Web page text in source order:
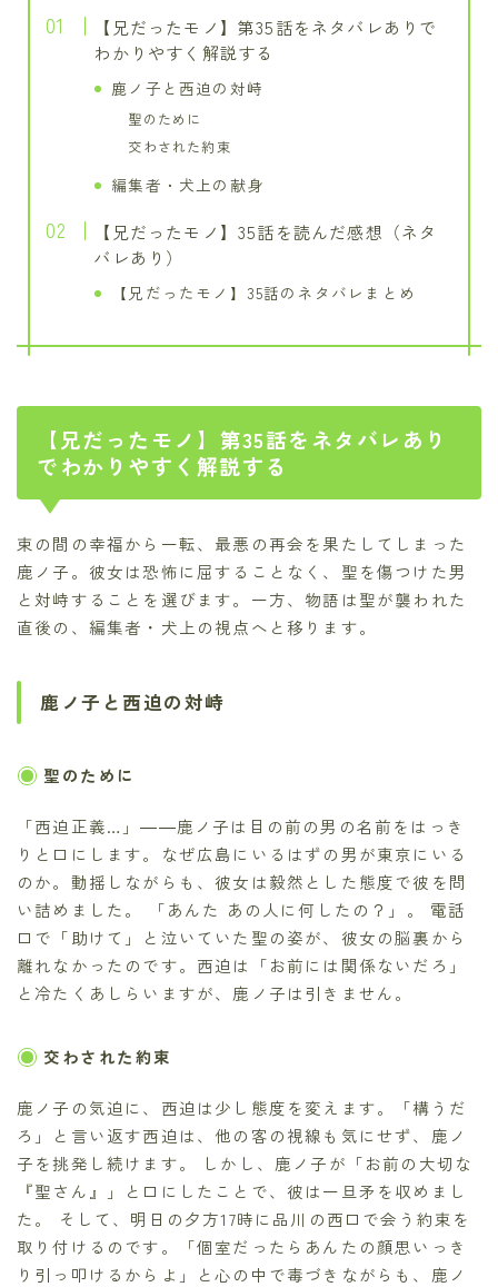
【兄だったモノ】第35話をネタバレありで
わかりやすく解説する
鹿ノ子と西迫の対峙
聖のために
交わされた約束
編集者・犬上の献身
【兄だったモノ】35話を読んだ感想（ネタ
バレあり）
【兄だったモノ】35話のネタバレまとめ
【兄だったモノ】第35話をネタバレあり
でわかりやすく解説する
束の間の幸福から一転、最悪の再会を果たしてしまった
鹿ノ子。彼女は恐怖に屈することなく、聖を傷つけた男
と対峙することを選びます。一方、物語は聖が襲われた
直後の、編集者・犬上の視点へと移ります。
鹿ノ子と西迫の対峙
聖のために
「西迫正義…」――鹿ノ子は目の前の男の名前をはっき
りと口にします。なぜ広島にいるはずの男が東京にいる
のか。動揺しながらも、彼女は毅然とした態度で彼を問
い詰めました。 「あんた あの人に何したの？」。 電話
口で「助けて」と泣いていた聖の姿が、彼女の脳裏から
離れなかったのです。西迫は「お前には関係ないだろ」
と冷たくあしらいますが、鹿ノ子は引きません。
交わされた約束
鹿ノ子の気迫に、西迫は少し態度を変えます。「構うだ
ろ」と言い返す西迫は、他の客の視線も気にせず、鹿ノ
子を挑発し続けます。 しかし、鹿ノ子が「お前の大切な
『聖さん』」と口にしたことで、彼は一旦矛を収めまし
た。 そして、明日の夕方17時に品川の西口で会う約束を
取り付けるのです。「個室だったらあんたの顔思いっき
り引っ叩けるからよ」と心の中で毒づきながらも、鹿ノ